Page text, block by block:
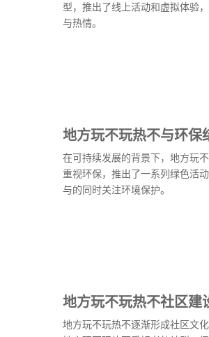
型，推出了线上活动和虚拟体验
与热情。
地方玩不玩热不与环保
在可持续发展的背景下，地方玩
重视环保，推出了一系列绿色活
与的同时关注环境保护。
地方玩不玩热不社区建
地方玩不玩热不逐渐形成社区文